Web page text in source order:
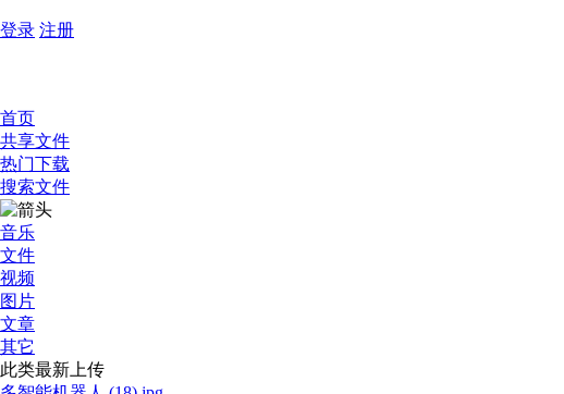
登录 注册
首页
共享文件
热门下载
搜索文件
音乐
文件
视频
图片
文章
其它
此类最新上传